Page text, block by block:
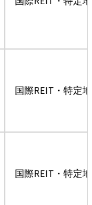
国際REIT・特定
国際REIT・特定